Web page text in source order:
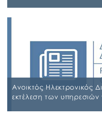
ΠΙΝΑΚΑΣ ΚΑΤΑΤΑΞΗΣ
Ρ5Τ-1 ΠΡΟΣΩΡΙΝΟΣ
ΨΔΑΚΩΗΑ-ΑΟ3
ΑΠΑΣΧΟΛΗΣΗΣ
ΣΥΜΜΕΤΕΧΟΝΤΩΝ
Ανοικτός Ηλεκτρονικός
εκτέλεση των υπηρεσιών